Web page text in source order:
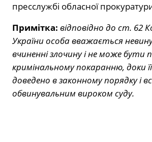
пресслужбі обласної
Примітка: відповідно до ст. 62
України особа вважається
вчиненні злочину і не може бути
кримінальному покаранню, доки
доведено в законному порядку і
обвинувальним вироком суду.